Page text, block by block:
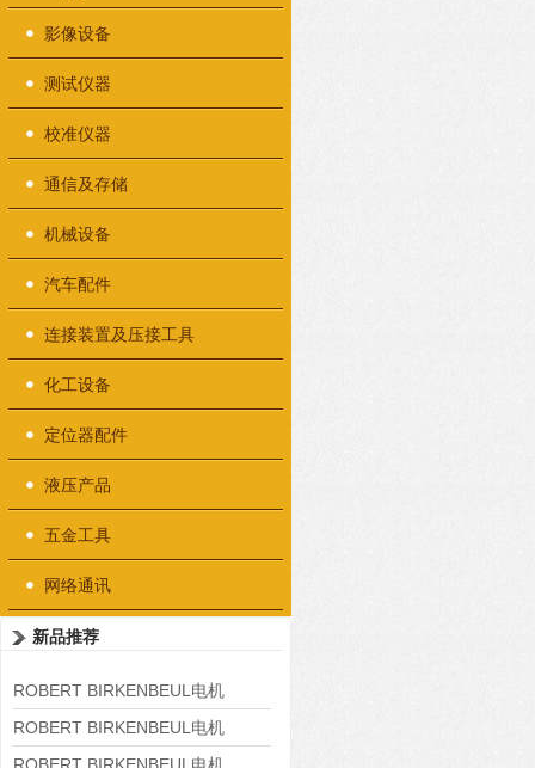
影像设备
测试仪器
校准仪器
通信及存储
机械设备
汽车配件
连接装置及压接工具
化工设备
定位器配件
液压产品
五金工具
网络通讯
新品推荐
ROBERT BIRKENBEUL电机
8APE225M-4-IE3
ROBERT BIRKENBEUL电机
8APE180L-4 IE3